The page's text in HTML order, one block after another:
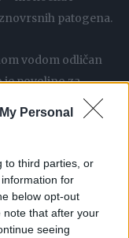
Personal
to third parties, or
for
below opt-out
note that after your
seeing
patogena.
vodom odličan
je povoljno za
se stežu kada su
tlak i ubrzava
tijelo da povisi
termogeneza,
hladne ruke